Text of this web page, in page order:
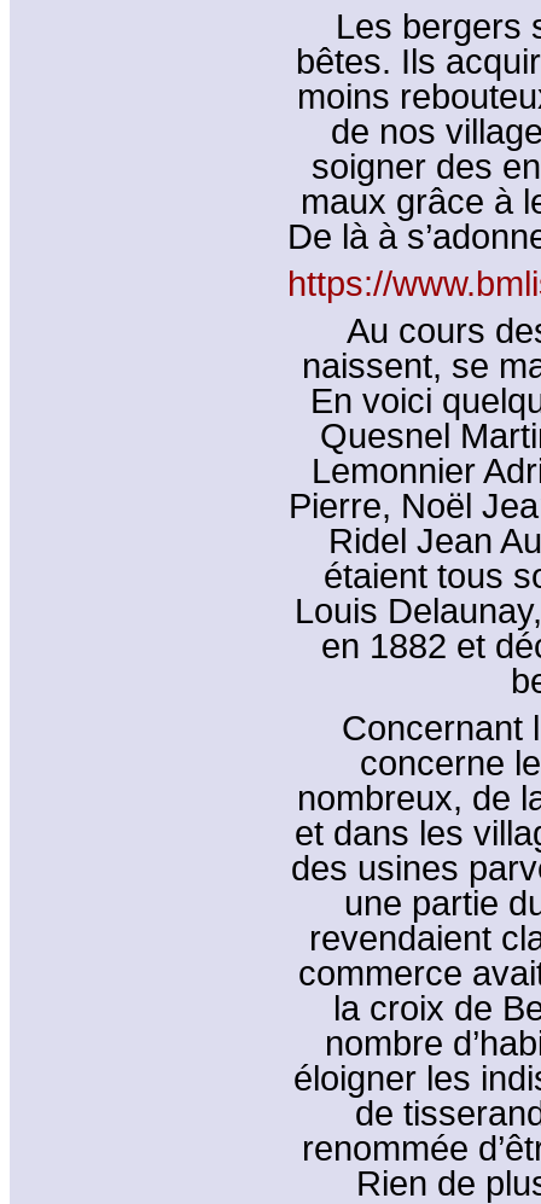
Les bergers
bêtes. Ils
moins
de nos
soigner des
maux grâce à
De là à
https://
Au cours
naissent, se
En voici
Quesnel
Lemonnier
Pierre, Noël
Ridel Jean
étaient tous
Louis
en 1882 et
Concernant
concerne
nombreux, de
et dans les
des usines
une partie
revendaient
commerce
la croix de
nombre
éloigner les
de
renommée
Rien de